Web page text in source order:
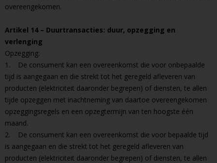
overeengekomen.
Artikel 14 – Duurtransacties: duur, opzegging en
verlenging
Opzegging:
1. De consument kan een overeenkomst die voor onbepaalde
tijd is aangegaan en die strekt tot het geregeld afleveren van
producten (elektriciteit daaronder begrepen) of diensten, te allen
tijde opzeggen met inachtneming van daartoe overeengekomen
opzeggingsregels en een opzegtermijn van ten hoogste één
maand.
2. De consument kan een overeenkomst die voor bepaalde tijd
is aangegaan en die strekt tot het geregeld afleveren van
producten (elektriciteit daaronder begrepen) of diensten, te allen